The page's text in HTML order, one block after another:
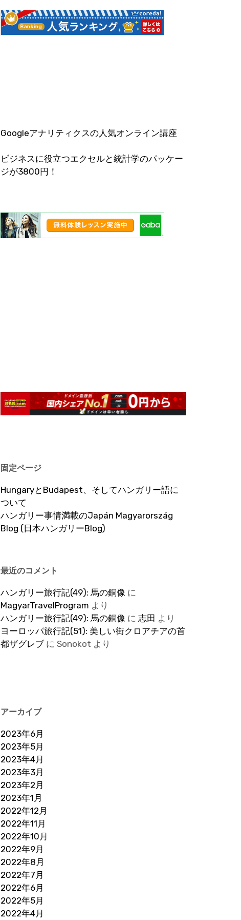
Googleアナリティクスの人気オンライン講座
ビジネスに役立つエクセルと統計学のパッケー
ジが3800円！
固定ページ
HungaryとBudapest、そしてハンガリー語に
ついて
ハンガリー事情満載のJapán Magyarország
Blog (日本ハンガリーBlog)
最近のコメント
ハンガリー旅行記(49): 馬の銅像 に
MagyarTravelProgram より
ハンガリー旅行記(49): 馬の銅像 に志田 より
ヨーロッパ旅行記(51): 美しい街クロアチアの首
都ザグレブにSonokot より
アーカイブ
2023年6月
2023年5月
2023年4月
2023年3月
2023年2月
2023年1月
2022年12月
2022年11月
2022年10月
2022年9月
2022年8月
2022年7月
2022年6月
2022年5月
2022年4月